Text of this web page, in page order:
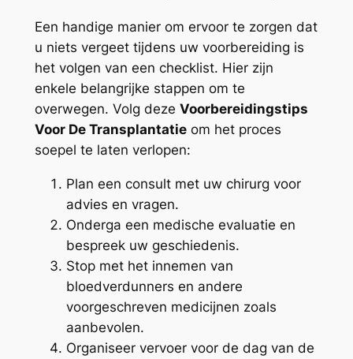
Een handige manier om ervoor te zorgen dat
u niets vergeet tijdens uw voorbereiding is
het volgen van een checklist. Hier zijn
enkele belangrijke stappen om te
overwegen. Volg deze Voorbereidingstips
Voor De Transplantatieom het proces
soepel te laten verlopen:
Plan een consult met uw chirurg voor
advies en vragen.
Onderga een medische evaluatie en
bespreek uw geschiedenis.
Stop met het innemen van
bloedverdunners en andere
voorgeschreven medicijnen zoals
aanbevolen.
Organiseer vervoer voor de dag van de